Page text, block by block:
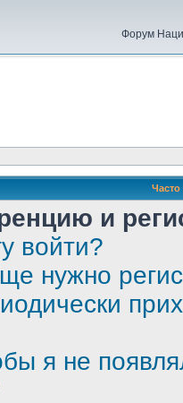
Форум
и
войти?
нужно
я не